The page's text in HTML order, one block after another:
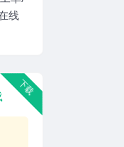
线
下载